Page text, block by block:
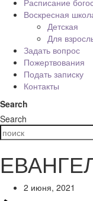
Расписание
Воскресная
Детская
Для
Задать вопрос
Пожертвования
Подать записку
Контакты
Search
Search
2 июня, 2021